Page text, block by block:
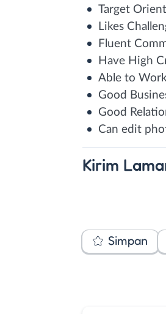
Target
Likes
Fluent
Have High
Able to
Good
Good
Can edit
Kirim
Simpan